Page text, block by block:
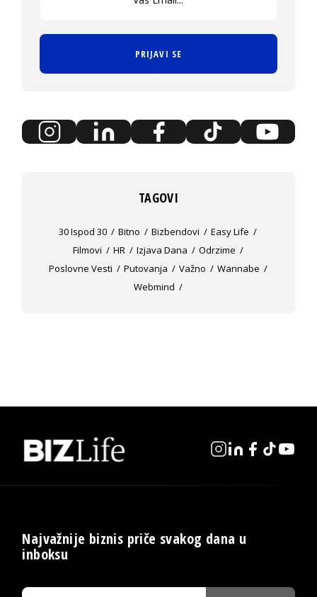
PRIJAVI SE
TAGOVI
30 Ispod 30 Bitno Bizbendovi
Easy Life
Filmovi
HR Izjava Dana
Odrzime
Poslovne Vesti
Putovanja Važno
Wannabe
Webmind
Najvažnije biznis priče svakog dana u
inboksu